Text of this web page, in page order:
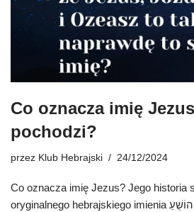
Co oznacza imię
pochodzi?
przez Klub Hebrajski 24/12/2024
Co oznacza imię Jezus? Jego historia
oryginalnego hebrajskiego imienia יְהוֹשֻׁעַ (Jehoszua), które